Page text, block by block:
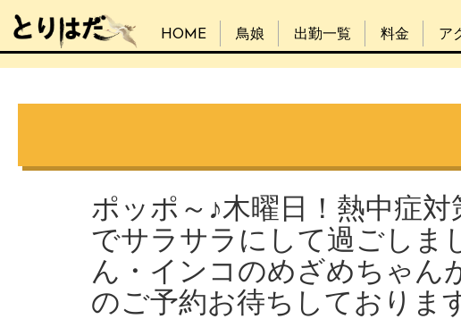
HOME 鳥娘 出勤一覧 料金 ア
ポッポ～♪木曜日！熱中症
でサラサラにして過ごしま
ん・インコのめざめちゃん
のご予約お待ちしておりま